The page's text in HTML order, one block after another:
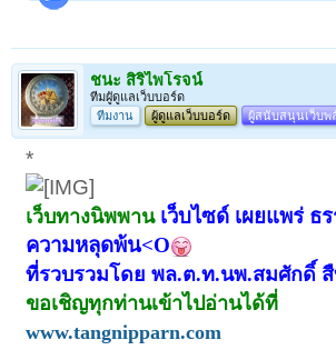
ชนะ สิริไพโรจน์
ทีมผูัดูแลเว็บบอร์ด
ทีมงาน
ผู้ดูแลเว็บบอร์ด ผู้สนับสนุนเว็บพ
*
เว็บทางนิพพาน เว็บไซด์ เผยแพร่ ธ
ความหลุดพ้น<O
ที่รวบรวมโดย พล.ต.ท.นพ.สมศักดิ์ สื
ขอเชิญทุกท่านเข้าไปอ่านได้ที่
www.tangnipparn.com